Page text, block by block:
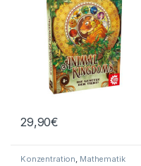
29,90€
Konzentration, Mathematik